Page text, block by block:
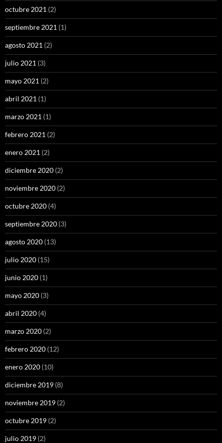
octubre 2021 (2)
septiembre 2021 (1)
agosto 2021 (2)
julio 2021 (3)
mayo 2021 (2)
abril 2021 (1)
marzo 2021 (1)
febrero 2021 (2)
enero 2021 (2)
diciembre 2020 (2)
noviembre 2020 (2)
octubre 2020 (4)
septiembre 2020 (3)
agosto 2020 (13)
julio 2020 (15)
junio 2020 (1)
mayo 2020 (3)
abril 2020 (4)
marzo 2020 (2)
febrero 2020 (12)
enero 2020 (10)
diciembre 2019 (8)
noviembre 2019 (2)
octubre 2019 (2)
julio 2019 (2)